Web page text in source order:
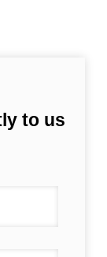
to us